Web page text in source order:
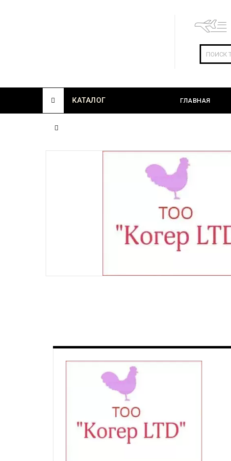
КАТАЛОГ ГЛАВНАЯ